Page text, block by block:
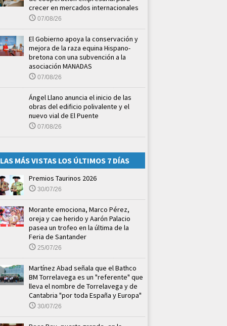
crecer en mercados internacionales
07/08/26
El Gobierno apoya la conservación y
mejora de la raza equina Hispano-
bretona con una subvención a la
asociación MANADAS
07/08/26
Ángel Llano anuncia el inicio de las
obras del edificio polivalente y el
nuevo vial de El Puente
07/08/26
LAS MÁS VISTAS LOS ÚLTIMOS 7 DÍAS
Premios Taurinos 2026
30/07/26
Morante emociona, Marco Pérez,
oreja y cae herido y Aarón Palacio
pasea un trofeo en la última de la
Feria de Santander
25/07/26
Martínez Abad señala que el Bathco
BM Torrelavega es un "referente" que
lleva el nombre de Torrelavega y de
Cantabria "por toda España y Europa"
30/07/26